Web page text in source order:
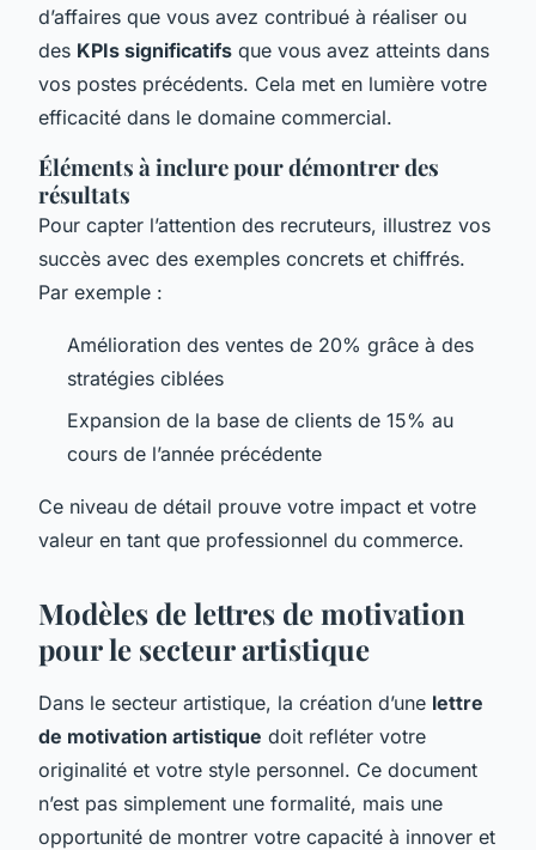
d’affaires que vous avez contribué à réaliser ou
des KPIs significatifs que vous avez atteints dans
vos postes précédents. Cela met en lumière votre
efficacité dans le domaine commercial.
Éléments à inclure pour démontrer des
résultats
Pour capter l’attention des recruteurs, illustrez vos
succès avec des exemples concrets et chiffrés.
Par exemple :
Amélioration des ventes de 20% grâce à des
stratégies ciblées
Expansion de la base de clients de 15% au
cours de l’année précédente
Ce niveau de détail prouve votre impact et votre
valeur en tant que professionnel du commerce.
Modèles de lettres de motivation
pour le secteur artistique
Dans le secteur artistique, la création d’une lettre
de motivation artistique doit refléter votre
originalité et votre style personnel. Ce document
n’est pas simplement une formalité, mais une
opportunité de montrer votre capacité à innover et